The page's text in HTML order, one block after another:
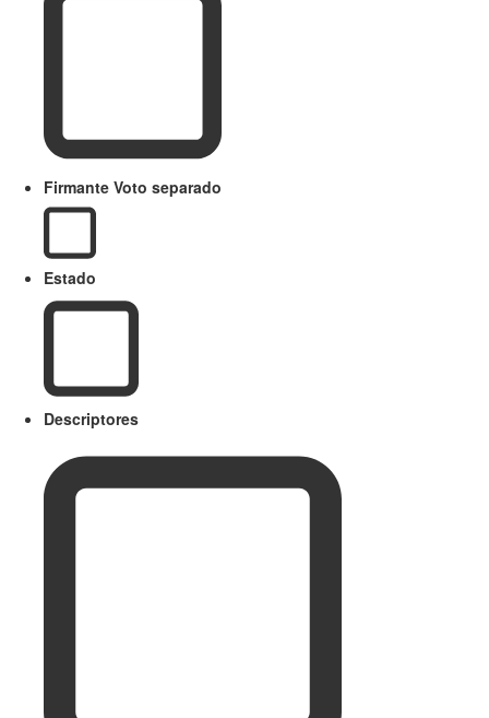
Firmante Voto separado
Estado
Descriptores